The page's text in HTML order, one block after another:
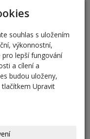
souhlas s uložením
výkonnostní,
lepší fungování
a cílení a
budou uloženy,
Upravit